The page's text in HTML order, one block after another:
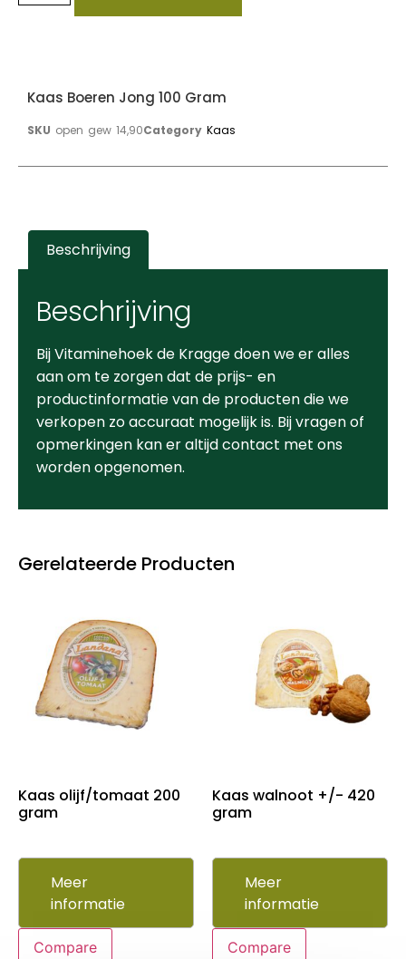
Gerelateerde Producten
Kaas olijf/tomaat 200
gram
Meer
informatie
Compare
Kaas walnoot +/- 420
gram
Meer
informatie
Compare
Kaas Boeren Jong 100 Gram
SKU open gew 14,90Category Kaas
Beschrijving
Beschrijving
Bij Vitaminehoek de Kragge doen we er alles
aan om te zorgen dat de prijs- en
productinformatie van de producten die we
verkopen zo accuraat mogelijk is. Bij vragen of
opmerkingen kan er altijd contact met ons
worden opgenomen.